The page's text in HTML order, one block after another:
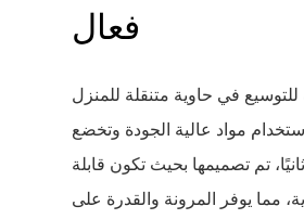
فعال
في حاوية متنقلة للمنزل
مواد عالية الجودة وتخضع
تم تصميمها بحيث تكون قابلة
مما يوفر المرونة والقدرة على